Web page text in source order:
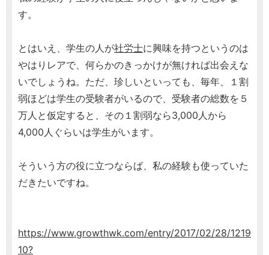
す。
とはいえ、学生の人が社労士に興味を持つというのは
やはりレアで、何らかのきっかけが無ければ出会えな
いでしょうね。ただ、珍しいといっても、毎年、１割
弱ほどは学生の受験者がいるので、受験者の総数を５
万人と仮定すると、その１割弱なら3,000人から
4,000人ぐらいは学生がいます。
そういう方の役に立つならば、私の経験も使っていた
だきたいですね。
https://www.growthwk.com/entry/2017/02/28/1219
10?